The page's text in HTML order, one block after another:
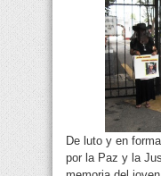
De luto y en
por la Paz y la